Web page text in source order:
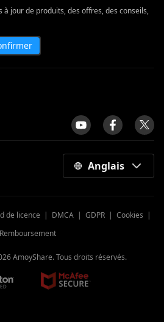
à jour de produits, des offres, des conseils,
Anglais
de licence | DMCA| GDPR| Cookies |
Remboursement
AmoyShare. Tous droits réservés.